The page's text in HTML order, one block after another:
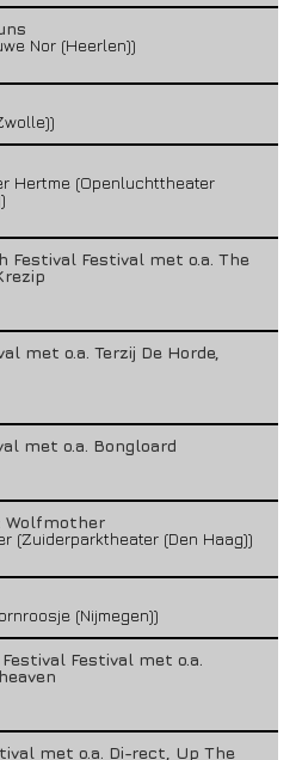
Nor (Heerlen))
Hertme (Openluchttheater
Festival Festival met o.a. The
met o.a. Terzij De Horde,
met o.a. Bongloard
Wolfmother
(Zuiderparktheater (Den Haag))
(Nijmegen))
Festival met o.a.
met o.a. Di-rect, Up The